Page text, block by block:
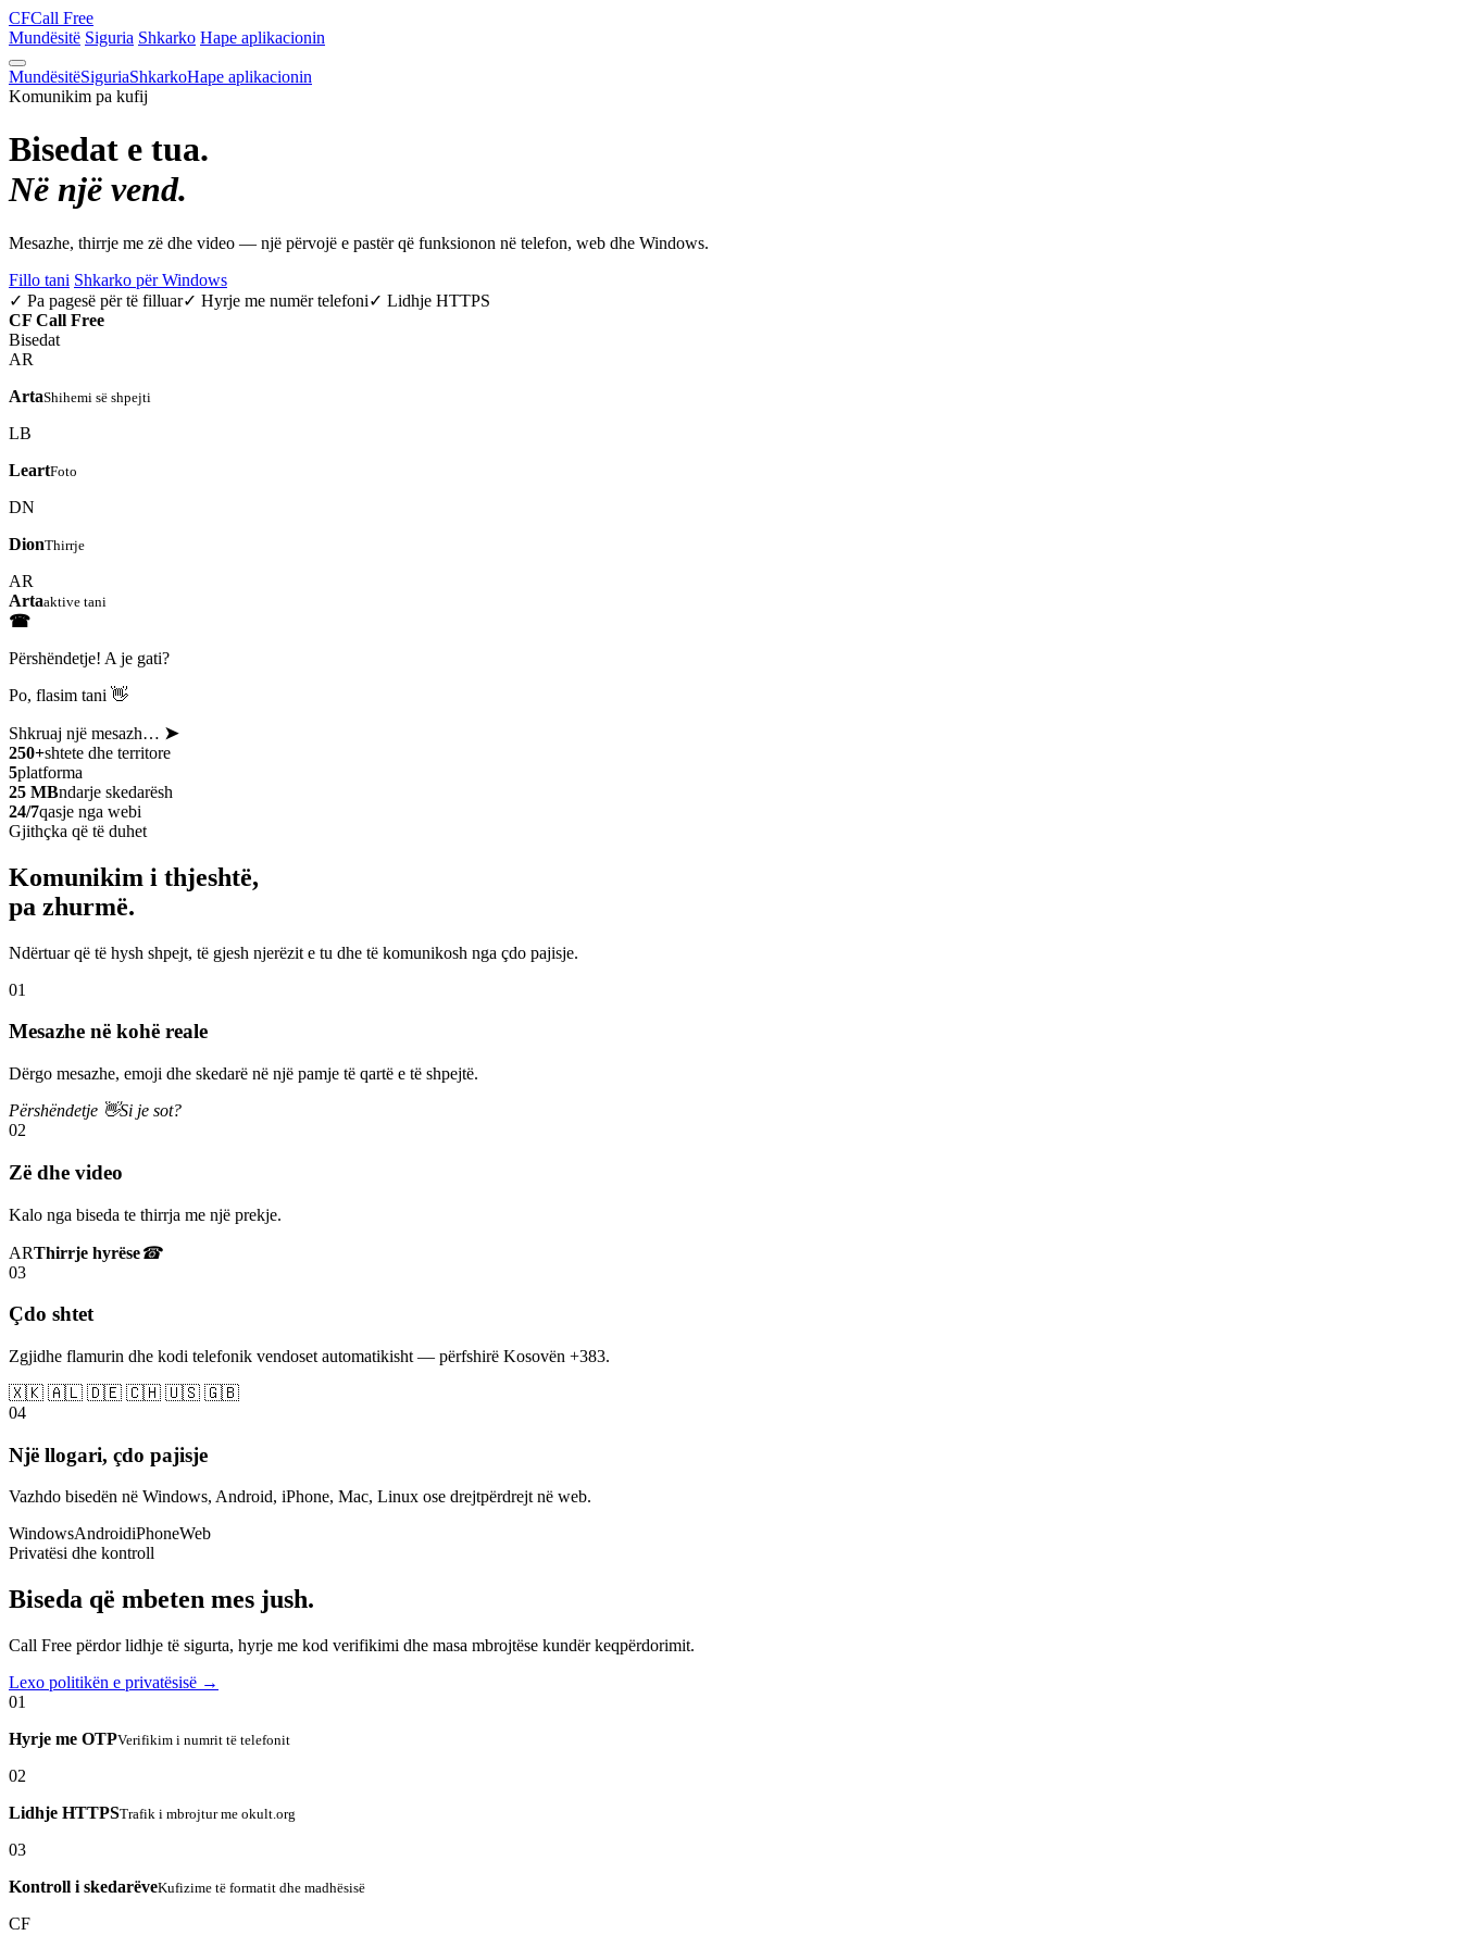
CFCall Free
Mundësitë Siguria Shkarko Hape aplikacionin
MundësitëSiguriaShkarkoHape aplikacionin
Komunikim pa kufij
Bisedat e tua.
Në një vend.
Mesazhe, thirrje me zë dhe video — një përvojë e pastër që funksionon në telefon, web dhe Windows.
Fillo tani Shkarko për Windows
✓ Pa pagesë për të filluar✓ Hyrje me numër telefoni✓ Lidhje HTTPS
CF Call Free
Bisedat
AR
ArtaShihemi së shpejti
LB
LeartFoto
DN
DionThirrje
AR
Artaaktive tani
☎
Përshëndetje! A je gati?
Po, flasim tani 👋
Shkruaj një mesazh… ➤
250+shtete dhe territore
5platforma
25 MBndarje skedarësh
24/7qasje nga webi
Gjithçka që të duhet
Komunikim i thjeshtë,
pa zhurmë.
Ndërtuar që të hysh shpejt, të gjesh njerëzit e tu dhe të komunikosh nga çdo pajisje.
01
Mesazhe në kohë reale
Dërgo mesazhe, emoji dhe skedarë në një pamje të qartë e të shpejtë.
Përshëndetje 👋Si je sot?
02
Zë dhe video
Kalo nga biseda te thirrja me një prekje.
ARThirrje hyrëse☎
03
Çdo shtet
Zgjidhe flamurin dhe kodi telefonik vendoset automatikisht — përfshirë Kosovën +383.
🇽🇰 🇦🇱 🇩🇪 🇨🇭 🇺🇸 🇬🇧
04
Një llogari, çdo pajisje
Vazhdo bisedën në Windows, Android, iPhone, Mac, Linux ose drejtpërdrejt në web.
WindowsAndroidiPhoneWeb
Privatësi dhe kontroll
Biseda që mbeten mes jush.
Call Free përdor lidhje të sigurta, hyrje me kod verifikimi dhe masa mbrojtëse kundër keqpërdorimit.
Lexo politikën e privatësisë →
01
Hyrje me OTPVerifikim i numrit të telefonit
02
Lidhje HTTPSTrafik i mbrojtur me okult.org
03
Kontroll i skedarëveKufizime të formatit dhe madhësisë
CF